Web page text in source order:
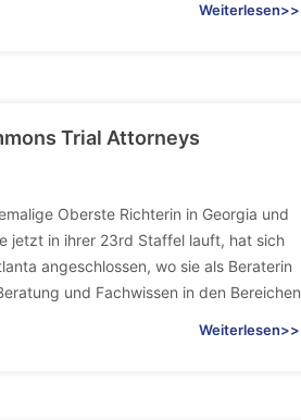
Weiterlesen>>
Trial Attorneys
Oberste Richterin in Georgia und
jetzt in ihrer 23rd Staffel lauft, hat sich
angeschlossen, wo sie als Beraterin
und Fachwissen in den Bereichen
Weiterlesen>>